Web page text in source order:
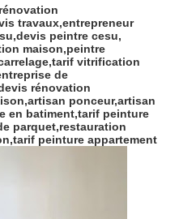
travaux,entrepreneur
peintre cesu,
maison,peintre
vitrification
de
rénovation
ponceur,artisan
en batiment,tarif peinture
parquet,restauration
peinture appartement